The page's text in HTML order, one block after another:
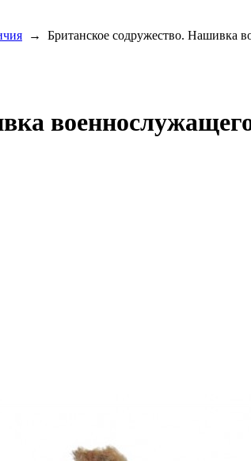
→
Британское содружество. Нашивка